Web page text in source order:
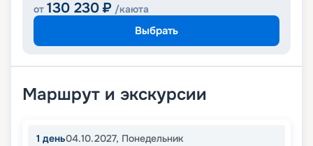
от 130 230 ₽ /каюта
Выбрать
Маршрут и экскурсии
1 день04.10.2027, Понедельник